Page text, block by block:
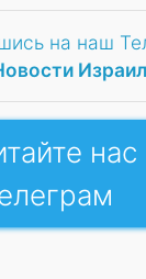
на наш
нас